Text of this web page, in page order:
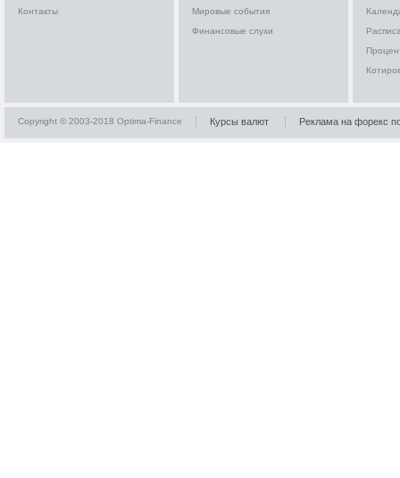
Контакты
Мировые события
Финансовые слухи
Copyright © 2003-2018 Optima-Finance Курсы валют Реклама на форекс